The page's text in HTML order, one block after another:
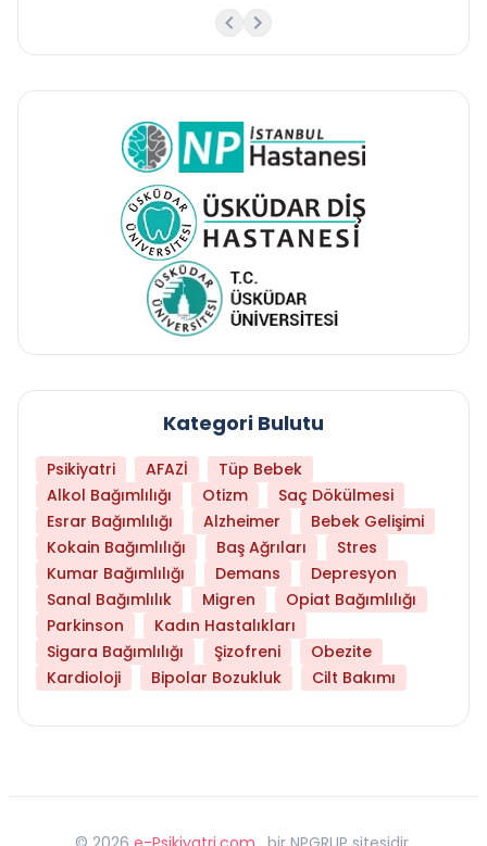
Kategori Bulutu
Psikiyatri AFAZİ
Tüp Bebek
Alkol Bağımlılığı
Otizm
Saç Dökülmesi
Esrar Bağımlılığı
Alzheimer
Bebek Gelişimi
Kokain Bağımlılığı
Baş Ağrıları
Stres
Kumar Bağımlılığı
Demans
Depresyon
Sanal Bağımlılık
Migren
Opiat Bağımlılığı
Parkinson
Kadın Hastalıkları
Sigara Bağımlılığı
Şizofreni
Obezite
Kardioloji
Bipolar Bozukluk Cilt Bakımı